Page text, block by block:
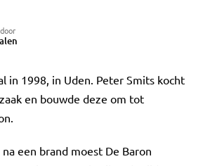
in 1998, in Uden. Peter Smits kocht
en bouwde deze om tot
een brand moest De Baron